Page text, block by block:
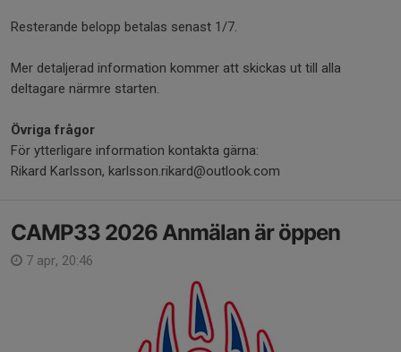
Resterande belopp betalas senast 1/7.
Mer detaljerad information kommer att skickas ut till alla
deltagare närmre starten.
Övriga frågor
För ytterligare information kontakta gärna:
Rikard Karlsson, karlsson.rikard@outlook.com
CAMP33 2026 Anmälan är öppen
7 apr, 20:46